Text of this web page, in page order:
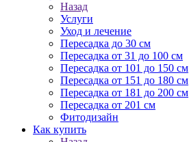
Назад
Услуги
Уход и лечение
Пересадка до 30 см
Пересадка от 31 до 100 см
Пересадка от 101 до 150 см
Пересадка от 151 до 180 см
Пересадка от 181 до 200 см
Пересадка от 201 см
Фитодизайн
Как купить